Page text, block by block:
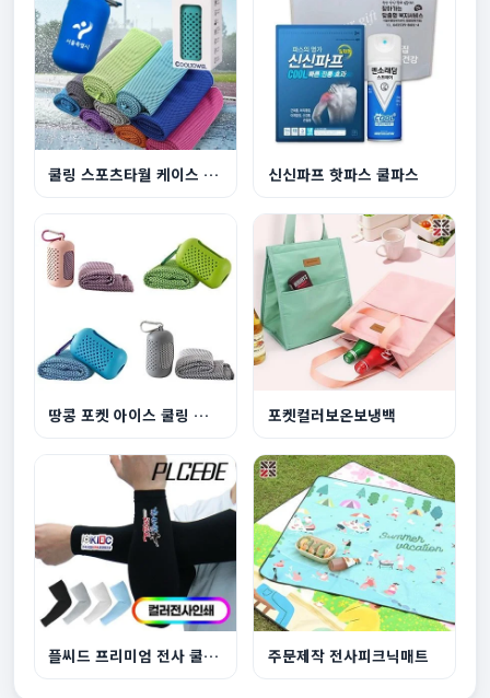
쿨링 스포츠타월 케이스 세트 등산 헬스 땀수건 신신파프 핫파스 쿨파스
땅콩 포켓 아이스 쿨링 스포츠타월 포켓컬러보온보냉백
플씨드 프리미엄 전사 쿨토시풀컬러 주문제작 전사피크닉매트